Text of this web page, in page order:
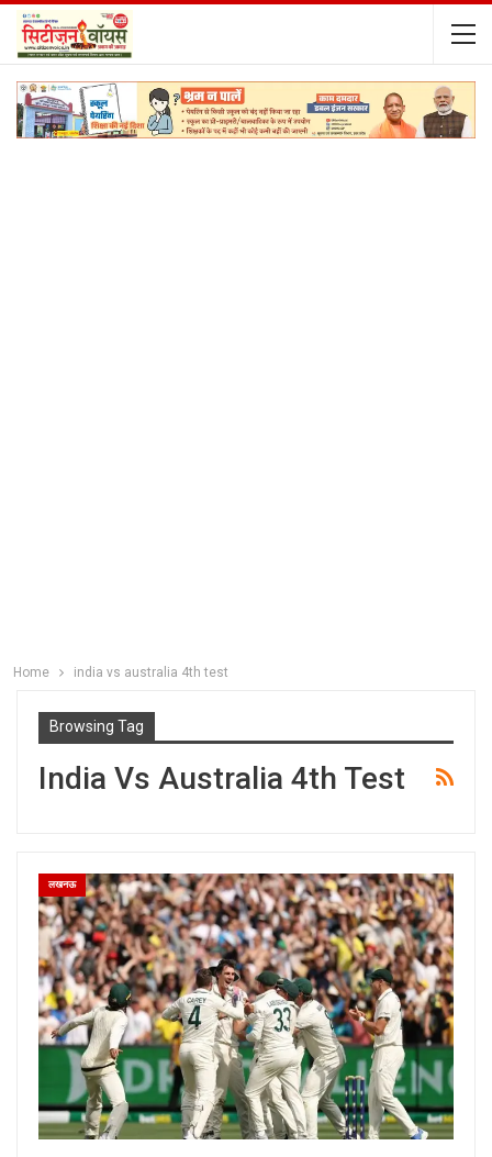
Home india vs australia 4th test
Browsing Tag
India Vs Australia 4th Test
लखनऊ